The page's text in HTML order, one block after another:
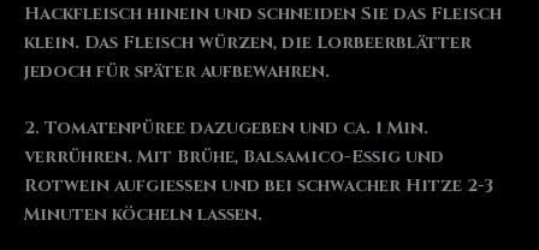
Hackfleisch hinein und schneiden Sie das Fleisch
klein. Das Fleisch würzen, die Lorbeerblätter
jedoch für später aufbewahren.
2. Tomatenpüree dazugeben und ca. 1 Min.
verrühren. Mit Brühe, Balsamico-Essig und
Rotwein aufgießen und bei schwacher Hitze 2-3
Minuten köcheln lassen.